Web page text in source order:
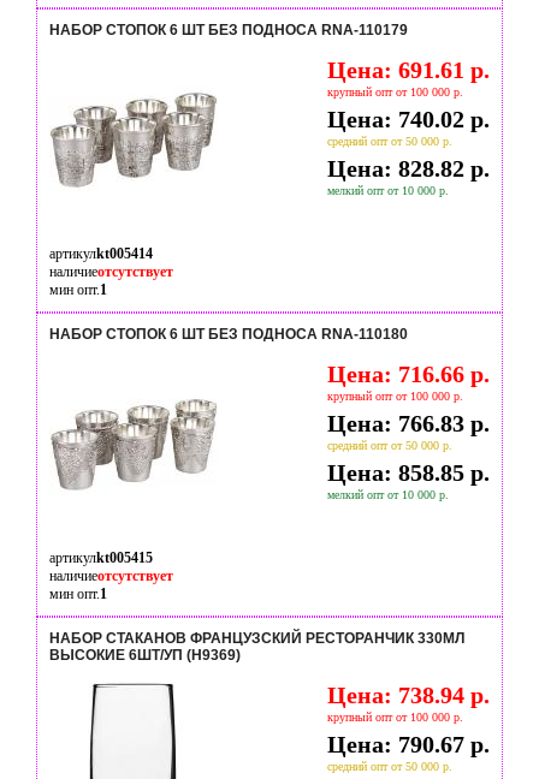
НАБОР СТОПОК 6 ШТ БЕЗ ПОДНОСА RNA-110179
Цена: 691.61 р.
крупный опт от 100 000 р.
Цена: 740.02 р.
средний опт от 50 000 р.
Цена: 828.82 р.
мелкий опт от 10 000 р.
артикулkt005414
наличиеотсутствует
мин опт.1
НАБОР СТОПОК 6 ШТ БЕЗ ПОДНОСА RNA-110180
Цена: 716.66 р.
крупный опт от 100 000 р.
Цена: 766.83 р.
средний опт от 50 000 р.
Цена: 858.85 р.
мелкий опт от 10 000 р.
артикулkt005415
наличиеотсутствует
мин опт.1
НАБОР СТАКАНОВ ФРАНЦУЗСКИЙ РЕСТОРАНЧИК 330МЛ
ВЫСОКИЕ 6ШТ/УП (H9369)
Цена: 738.94 р.
крупный опт от 100 000 р.
Цена: 790.67 р.
средний опт от 50 000 р.